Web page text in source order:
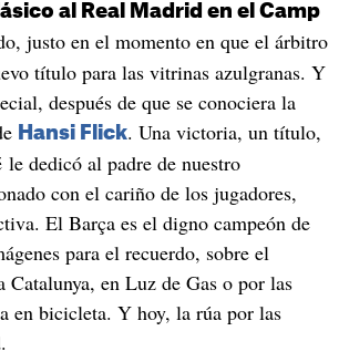
al Real Madrid en el Camp
justo en el momento en que el árbitro
título para las vitrinas azulgranas. Y
después de que se conociera la
Hansi Flick. Una victoria, un título,
dedicó al padre de nuestro
con el cariño de los jugadores,
El Barça es el digno campeón de
para el recuerdo, sobre el
Catalunya, en Luz de Gas o por las
en bicicleta. Y hoy, la rúa por las